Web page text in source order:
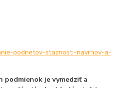
podnetov-staznosti-navrhov-a-
podmienok je vymedziť a